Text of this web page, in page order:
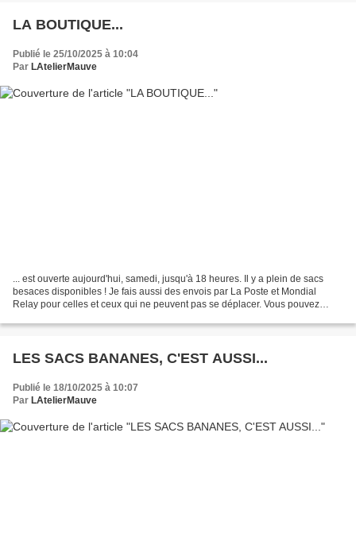
LA BOUTIQUE...
Publié le 25/10/2025 à 10:04
Par LAtelierMauve
... est ouverte aujourd'hui, samedi, jusqu'à 18 heures. Il y a plein de sacs
besaces disponibles ! Je fais aussi des envois par La Poste et Mondial
Relay pour celles et ceux qui ne peuvent pas se déplacer. Vous pouvez
LES SACS BANANES, C'EST AUSSI...
Publié le 18/10/2025 à 10:07
Par LAtelierMauve